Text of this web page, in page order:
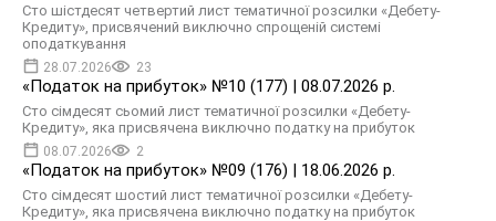
Сто шістдесят четвертий лист тематичної розсилки «Дебету-
Кредиту», присвячений виключно спрощеній системі
оподаткування
28.07.2026 23
«Податок на прибуток» №10 (177) | 08.07.2026 р.
Сто сімдесят сьомий лист тематичної розсилки «Дебету-
Кредиту», яка присвячена виключно податку на прибуток
08.07.2026 2
«Податок на прибуток» №09 (176) | 18.06.2026 р.
Сто сімдесят шостий лист тематичної розсилки «Дебету-
Кредиту», яка присвячена виключно податку на прибуток